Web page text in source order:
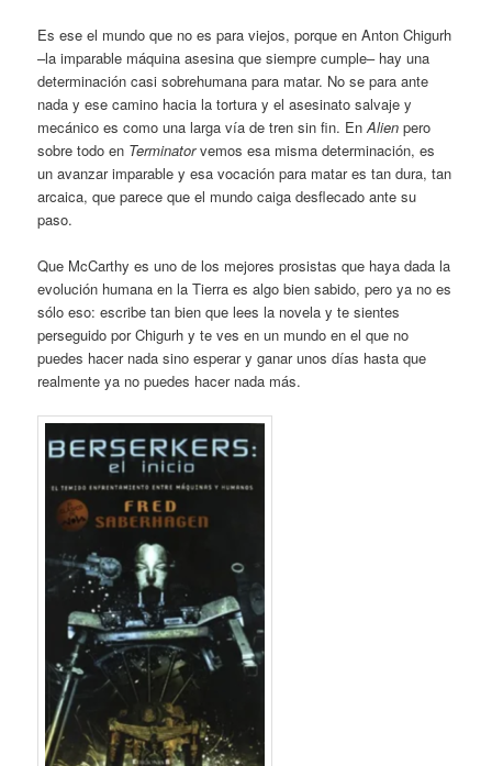
Es ese el mundo que no es para viejos, porque en Anton Chigurh
–la imparable máquina asesina que siempre cumple– hay una
determinación casi sobrehumana para matar. No se para ante
nada y ese camino hacia la tortura y el asesinato salvaje y
mecánico es como una larga vía de tren sin fin. EnAlien pero
sobre todo en Terminatorvemos esa misma determinación, es
un avanzar imparable y esa vocación para matar es tan dura, tan
arcaica, que parece que el mundo caiga desflecado ante su
paso.
Que McCarthy es uno de los mejores prosistas que haya dada la
evolución humana en la Tierra es algo bien sabido, pero ya no es
sólo eso: escribe tan bien que lees la novela y te sientes
perseguido por Chigurh y te ves en un mundo en el que no
puedes hacer nada sino esperar y ganar unos días hasta que
realmente ya no puedes hacer nada más.